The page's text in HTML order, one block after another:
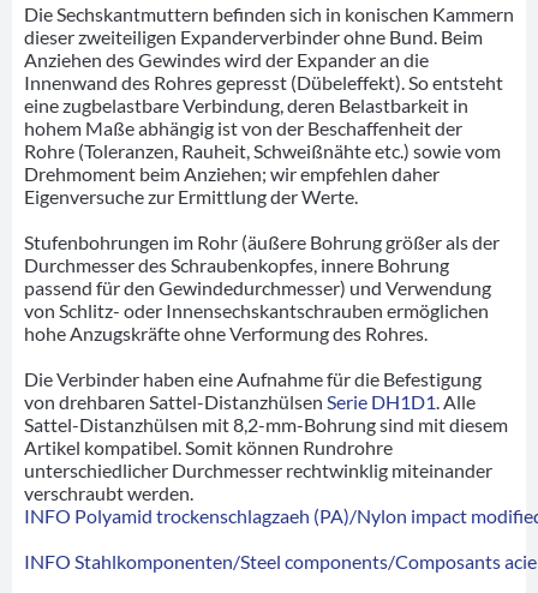
Die Sechskantmuttern befinden sich in konischen Kammern
dieser zweiteiligen Expanderverbinder ohne Bund. Beim
Anziehen des Gewindes wird der Expander an die
Innenwand des Rohres gepresst (Dübeleffekt). So entsteht
eine zugbelastbare Verbindung, deren Belastbarkeit in
hohem Maße abhängig ist von der Beschaffenheit der
Rohre (Toleranzen, Rauheit, Schweißnähte etc.) sowie vom
Drehmoment beim Anziehen; wir empfehlen daher
Eigenversuche zur Ermittlung der Werte.
Stufenbohrungen im Rohr (äußere Bohrung größer als der
Durchmesser des Schraubenkopfes, innere Bohrung
passend für den Gewindedurchmesser) und Verwendung
von Schlitz- oder Innensechskantschrauben ermöglichen
hohe Anzugskräfte ohne Verformung des Rohres.
Die Verbinder haben eine Aufnahme für die Befestigung
von drehbaren Sattel-Distanzhülsen Serie DH1D1 . Alle
Sattel-Distanzhülsen mit 8,2-mm-Bohrung sind mit diesem
Artikel kompatibel. Somit können Rundrohre
unterschiedlicher Durchmesser rechtwinklig miteinander
verschraubt werden.
INFO Polyamid trockenschlagzaeh (PA)/Nylon impact
INFO Stahlkomponenten/Steel components/Composants